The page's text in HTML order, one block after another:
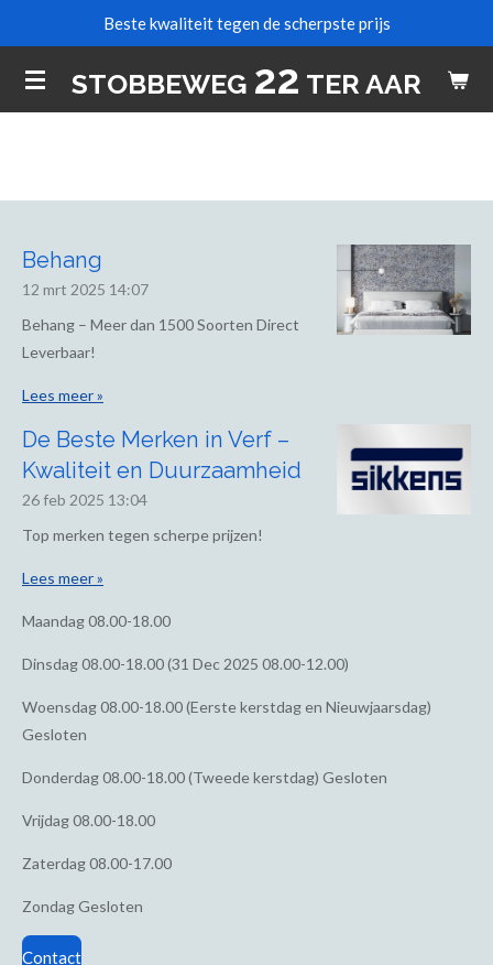
naar
de
STOBBEWEG 22 TER AAR
Beste kwaliteit tegen de scherpste prijs
Behang
12 mrt 2025 14:07
Behang – Meer dan 1500 Soorten Direct
Leverbaar!
Lees meer »
De Beste Merken in Verf –
Kwaliteit en Duurzaamheid
26 feb 2025 13:04
Top merken tegen scherpe prijzen!
Lees meer »
Maandag08.00-18.00
Dinsdag08.00-18.00 (31 Dec 2025 08.00-12.00)
Woensdag08.00-18.00 (Eerste kerstdag en Nieuwjaarsdag)
Gesloten
Donderdag08.00-18.00 (Tweede kerstdag) Gesloten
Vrijdag08.00-18.00
Zaterdag08.00-17.00
ZondagGesloten
Contact